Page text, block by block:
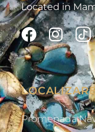
Located in
Promenada